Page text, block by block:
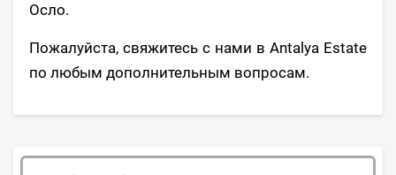
Осло.
Пожалуйста, свяжитесь с нами в Antalya Estate
по любым дополнительным вопросам.